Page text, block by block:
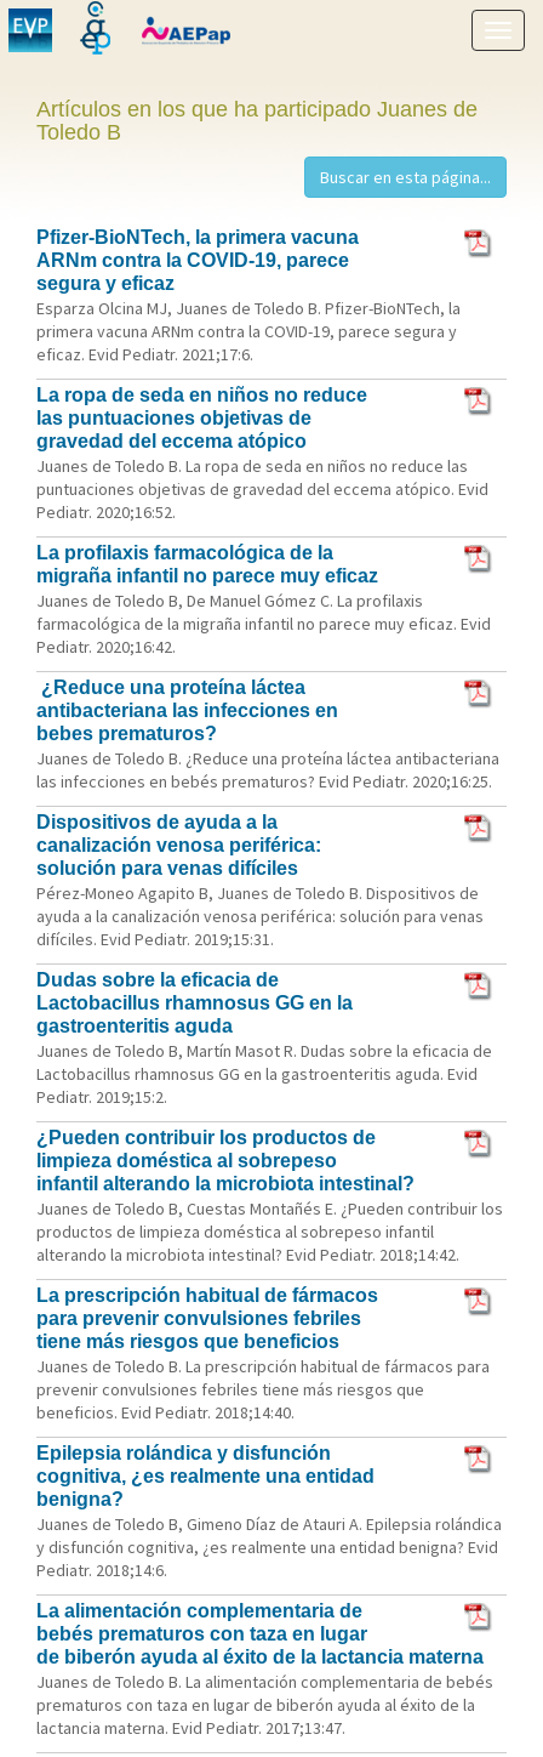
menú
Artículos en los que ha participado Juanes de
Toledo B
Pfizer-BioNTech, la primera vacuna
ARNm contra la COVID-19, parece
segura y eficaz
Esparza Olcina MJ, Juanes de Toledo B. Pfizer-BioNTech, la
primera vacuna ARNm contra la COVID-19, parece segura y
eficaz. Evid Pediatr. 2021;17:6.
La ropa de seda en niños no reduce
las puntuaciones objetivas de
gravedad del eccema atópico
Juanes de Toledo B. La ropa de seda en niños no reduce las
puntuaciones objetivas de gravedad del eccema atópico. Evid
Pediatr. 2020;16:52.
La profilaxis farmacológica de la
migraña infantil no parece muy eficaz
Juanes de Toledo B, De Manuel Gómez C. La profilaxis
farmacológica de la migraña infantil no parece muy eficaz. Evid
Pediatr. 2020;16:42.
¿Reduce una proteína láctea
antibacteriana las infecciones en
bebes prematuros?
Juanes de Toledo B. ¿Reduce una proteína láctea antibacteriana
las infecciones en bebés prematuros? Evid Pediatr. 2020;16:25.
Dispositivos de ayuda a la
canalización venosa periférica:
solución para venas difíciles
Pérez-Moneo Agapito B, Juanes de Toledo B. Dispositivos de
ayuda a la canalización venosa periférica: solución para venas
difíciles. Evid Pediatr. 2019;15:31.
Dudas sobre la eficacia de
Lactobacillus rhamnosus GG en la
gastroenteritis aguda
Juanes de Toledo B, Martín Masot R. Dudas sobre la eficacia de
Lactobacillus rhamnosus GG en la gastroenteritis aguda. Evid
Pediatr. 2019;15:2.
¿Pueden contribuir los productos de
limpieza doméstica al sobrepeso
infantil alterando la microbiota intestinal?
Juanes de Toledo B, Cuestas Montañés E. ¿Pueden contribuir los
productos de limpieza doméstica al sobrepeso infantil
alterando la microbiota intestinal? Evid Pediatr. 2018;14:42.
La prescripción habitual de fármacos
para prevenir convulsiones febriles
tiene más riesgos que beneficios
Juanes de Toledo B. La prescripción habitual de fármacos para
prevenir convulsiones febriles tiene más riesgos que
beneficios. Evid Pediatr. 2018;14:40.
Epilepsia rolándica y disfunción
cognitiva, ¿es realmente una entidad
benigna?
Juanes de Toledo B, Gimeno Díaz de Atauri A. Epilepsia rolándica
y disfunción cognitiva, ¿es realmente una entidad benigna? Evid
Pediatr. 2018;14:6.
La alimentación complementaria de
bebés prematuros con taza en lugar
de biberón ayuda al éxito de la lactancia materna
Juanes de Toledo B. La alimentación complementaria de bebés
prematuros con taza en lugar de biberón ayuda al éxito de la
lactancia materna. Evid Pediatr. 2017;13:47.